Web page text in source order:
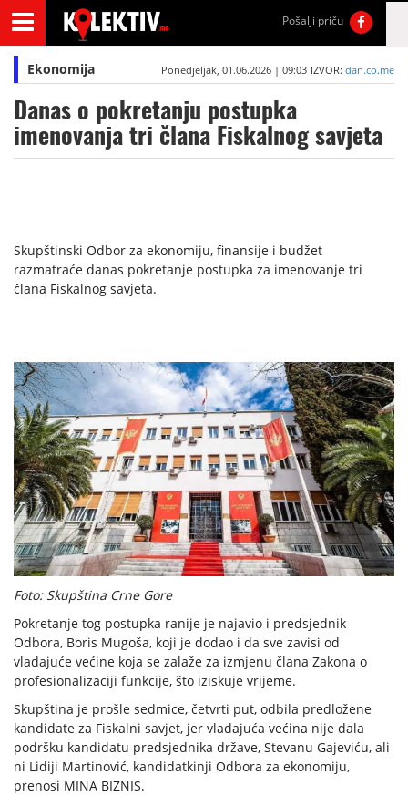
Pošalji priču
Ekonomija Ponedjeljak, 01.06.2026 | 09:03 IZVOR: dan.co.me
Danas o pokretanju postupka
imenovanja tri člana Fiskalnog savjeta
Skupštinski Odbor za ekonomiju, finansije i budžet
razmatraće danas pokretanje postupka za imenovanje tri
člana Fiskalnog savjeta.
Foto: Skupština Crne Gore
Pokretanje tog postupka ranije je najavio i predsjednik
Odbora, Boris Mugoša, koji je dodao i da sve zavisi od
vladajuće većine koja se zalaže za izmjenu člana Zakona o
profesionalizaciji funkcije, što iziskuje vrijeme.
Skupština je prošle sedmice, četvrti put, odbila predložene
kandidate za Fiskalni savjet, jer vladajuća većina nije dala
podršku kandidatu predsjednika države, Stevanu Gajeviću, ali
ni Lidiji Martinović, kandidatkinji Odbora za ekonomiju,
prenosi MINA BIZNIS.